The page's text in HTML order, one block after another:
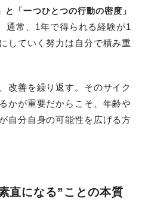
と「一つひとつの行動の密度」
通常、1年で得られる経験が1
していく努力は自分で積み重
改善を繰り返す。そのサイク
かが重要だからこそ、年齢や
自分自身の可能性を広げる方
直になる”ことの本質